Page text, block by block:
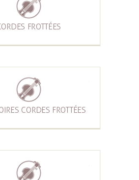
FROTTÉES
CORDES FROTTÉES